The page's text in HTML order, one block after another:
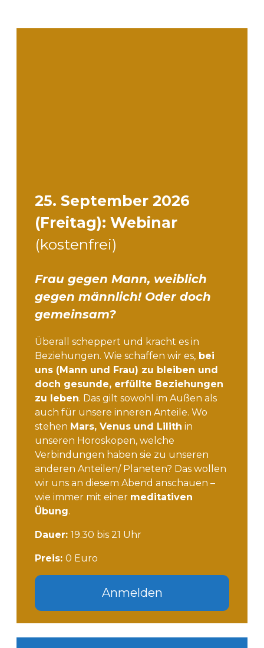
25. September 2026
(Freitag): Webinar
(kostenfrei)
Frau gegen Mann, weiblich
gegen männlich! Oder doch
gemeinsam?
Überall scheppert und kracht es in
Beziehungen. Wie schaffen wir es, bei
uns (Mann und Frau) zu bleiben und
doch gesunde, erfüllte Beziehungen
zu leben. Das gilt sowohl im Außen als
auch für unsere inneren Anteile. Wo
stehen Mars, Venus und Lilith in
unseren Horoskopen, welche
Verbindungen haben sie zu unseren
anderen Anteilen/ Planeten? Das wollen
wir uns an diesem Abend anschauen –
wie immer mit einer meditativen
Übung.
Dauer:19.30 bis 21 Uhr
Preis:0 Euro
Anmelden